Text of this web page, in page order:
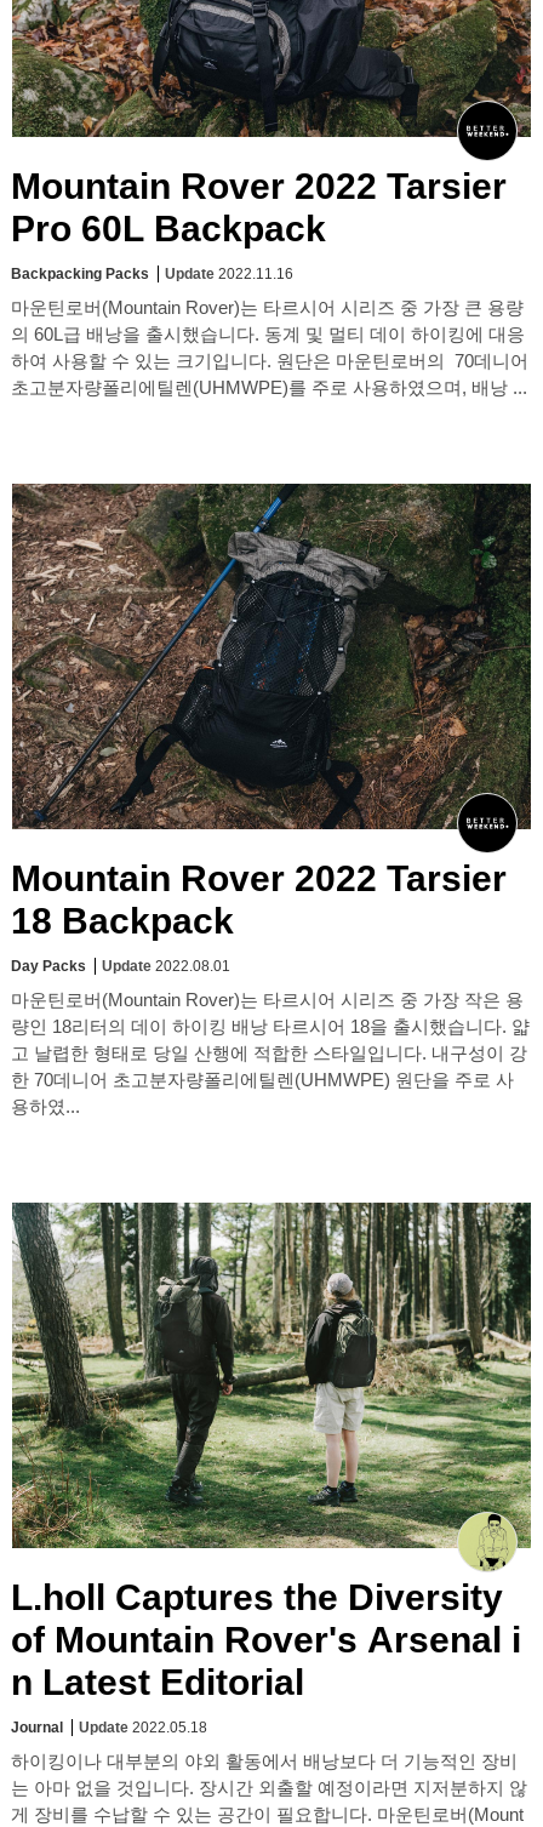
Mountain Rover 2022 Tarsier
Pro 60L Backpack
Backpacking Packs Update 2022.11.16
마운틴로버(Mountain Rover)는 타르시어 시리즈 중 가장 큰 용량
의 60L급 배낭을 출시했습니다. 동계 및 멀티 데이 하이킹에 대응
하여 사용할 수 있는 크기입니다. 원단은 마운틴로버의 70데니어
초고분자량폴리에틸렌(UHMWPE)를 주로 사용하였으며, 배낭 ...
Mountain Rover 2022 Tarsier
18 Backpack
Day Packs Update 2022.08.01
마운틴로버(Mountain Rover)는 타르시어 시리즈 중 가장 작은 용
량인 18리터의 데이 하이킹 배낭 타르시어 18을 출시했습니다. 얇
고 날렵한 형태로 당일 산행에 적합한 스타일입니다. 내구성이 강
한 70데니어 초고분자량폴리에틸렌(UHMWPE) 원단을 주로 사
용하였...
L.holl Captures the Diversity
of Mountain Rover's Arsenal i
n Latest Editorial
Journal Update 2022.05.18
하이킹이나 대부분의 야외 활동에서 배낭보다 더 기능적인 장비
는 아마 없을 것입니다. 장시간 외출할 예정이라면 지저분하지 않
게 장비를 수납할 수 있는 공간이 필요합니다. 마운틴로버(Mount